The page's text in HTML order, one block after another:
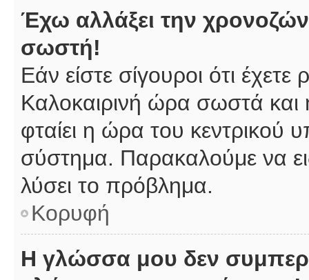
Έχω αλλάξει την
σωστή!
Εάν είστε σίγουροι ότι
Καλοκαιρινή ώρα σωστά και
φταίει η ώρα του κεντρικού
σύστημα. Παρακαλούμε να
λύσει το πρόβλημα.
Κορυφή
Η γλώσσα μου δεν